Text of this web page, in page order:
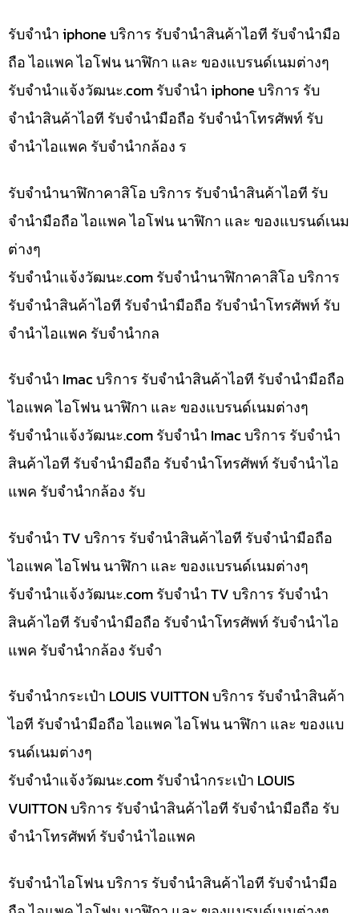
รับจำนำ iphone บริการ รับจำนำสินค้าไอที รับจำนำมือ
ถือ ไอแพค ไอโฟน นาฬิกา และ ของแบรนด์เนมต่างๆ
รับจํานําแจ้งวัฒนะ.com รับจำนำ iphone บริการ รับ
จำนำสินค้าไอที รับจำนำมือถือ รับจำนำโทรศัพท์ รับ
จำนำไอแพค รับจำนำกล้อง ร
รับจำนำนาฬิกาคาสิโอ บริการ รับจำนำสินค้าไอที รับ
จำนำมือถือ ไอแพค ไอโฟน นาฬิกา และ ของแบรนด์เนม
ต่างๆ
รับจํานําแจ้งวัฒนะ.com รับจำนำนาฬิกาคาสิโอ บริการ
รับจำนำสินค้าไอที รับจำนำมือถือ รับจำนำโทรศัพท์ รับ
จำนำไอแพค รับจำนำกล
รับจำนำ Imac บริการ รับจำนำสินค้าไอที รับจำนำมือถือ
ไอแพค ไอโฟน นาฬิกา และ ของแบรนด์เนมต่างๆ
รับจํานําแจ้งวัฒนะ.com รับจำนำ Imac บริการ รับจำนำ
สินค้าไอที รับจำนำมือถือ รับจำนำโทรศัพท์ รับจำนำไอ
แพค รับจำนำกล้อง รับ
รับจำนำ TV บริการ รับจำนำสินค้าไอที รับจำนำมือถือ
ไอแพค ไอโฟน นาฬิกา และ ของแบรนด์เนมต่างๆ
รับจํานําแจ้งวัฒนะ.com รับจำนำ TV บริการ รับจำนำ
สินค้าไอที รับจำนำมือถือ รับจำนำโทรศัพท์ รับจำนำไอ
แพค รับจำนำกล้อง รับจำ
รับจำนำกระเป๋า LOUIS VUITTON บริการ รับจำนำสินค้า
ไอที รับจำนำมือถือ ไอแพค ไอโฟน นาฬิกา และ ของแบ
รนด์เนมต่างๆ
รับจํานําแจ้งวัฒนะ.com รับจำนำกระเป๋า LOUIS
VUITTON บริการ รับจำนำสินค้าไอที รับจำนำมือถือ รับ
จำนำโทรศัพท์ รับจำนำไอแพค
รับจำนำไอโฟน บริการ รับจำนำสินค้าไอที รับจำนำมือ